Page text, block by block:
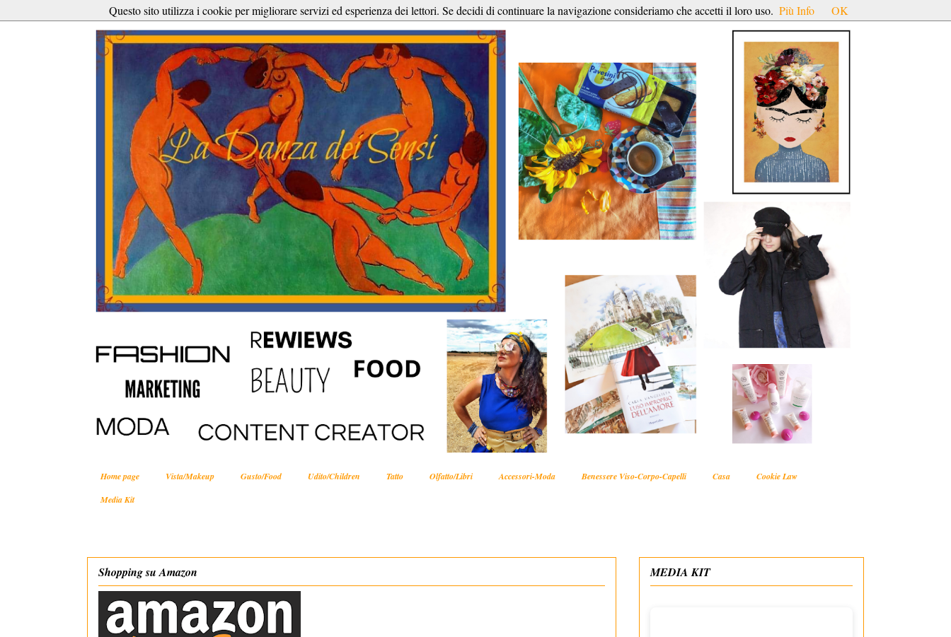
Home page Vista/Makeup Gusto/Food Udito/Children Tatto Olfatto/Libri Accessori-Moda Benessere Viso-Corpo-Capelli Casa
Cookie Law
Media Kit
Shopping su Amazon MEDIA KIT
Questo sito utilizza i cookie per migliorare servizi ed esperienza dei lettori. Se decidi di continuare la navigazione consideriamo che accetti il loro uso. Più Info OK